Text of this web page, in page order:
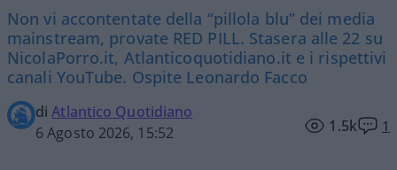
Non vi accontentate della “pillola blu” dei media
mainstream, provate RED PILL. Stasera alle 22 su
NicolaPorro.it, Atlanticoquotidiano.it e i rispettivi
canali YouTube. Ospite Leonardo Facco
diAtlantico Quotidiano
6 Agosto 2026, 15:52
1.5k 1